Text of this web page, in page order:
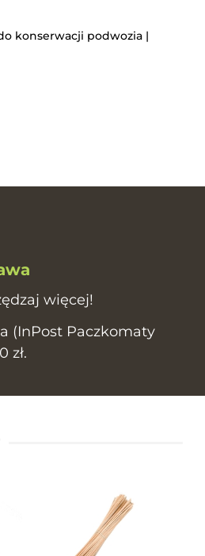
konserwacji podwozia |
więcej!
(InPost Paczkomaty
zł.